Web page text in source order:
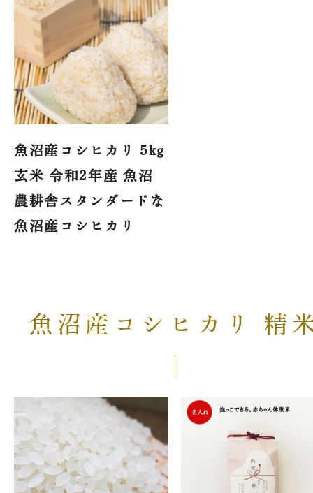
魚沼産コシヒカリ 5kg
玄米 令和2年産 魚沼
農耕舎スタンダードな
魚沼産コシヒカリ
魚沼産コシヒカリ 精